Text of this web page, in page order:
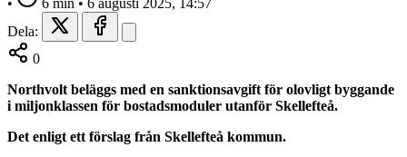
Dela:
0
Northvolt beläggs med en sanktionsavgift för olovligt byggande
i miljonklassen för bostadsmoduler utanför Skellefteå.
Det enligt ett förslag från Skellefteå kommun.